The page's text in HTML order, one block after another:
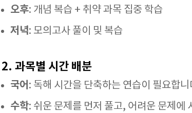
오후: 개념 복습 + 취약 과목 집중 학습
저녁: 모의고사 풀이 및 복습
2. 과목별 시간 배분
국어 : 독해 시간을 단축하는 연습이 필요합
수학: 쉬운 문제를 먼저 풀고, 어려운 문제에